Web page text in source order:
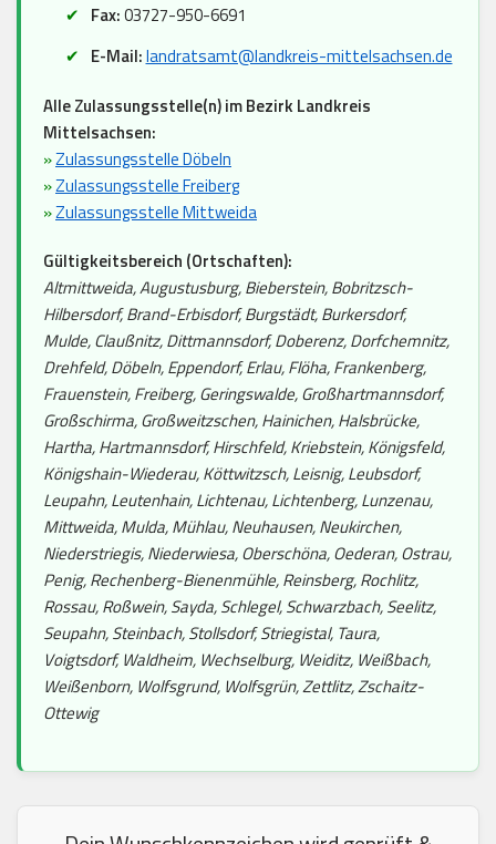
Fax:03727-950-6691
E-Mail:landratsamt@landkreis-mittelsachsen.de
Alle Zulassungsstelle(n) im Bezirk Landkreis
Mittelsachsen:
»Zulassungsstelle Döbeln
»Zulassungsstelle Freiberg
»Zulassungsstelle Mittweida
Gültigkeitsbereich (Ortschaften):
Altmittweida, Augustusburg, Bieberstein, Bobritzsch-
Hilbersdorf, Brand-Erbisdorf, Burgstädt, Burkersdorf,
Mulde, Claußnitz, Dittmannsdorf, Doberenz, Dorfchemnitz,
Drehfeld, Döbeln, Eppendorf, Erlau, Flöha, Frankenberg,
Frauenstein, Freiberg, Geringswalde, Großhartmannsdorf,
Großschirma, Großweitzschen, Hainichen, Halsbrücke,
Hartha, Hartmannsdorf, Hirschfeld, Kriebstein, Königsfeld,
Königshain-Wiederau, Köttwitzsch, Leisnig, Leubsdorf,
Leupahn, Leutenhain, Lichtenau, Lichtenberg, Lunzenau,
Mittweida, Mulda, Mühlau, Neuhausen, Neukirchen,
Niederstriegis, Niederwiesa, Oberschöna, Oederan, Ostrau,
Penig, Rechenberg-Bienenmühle, Reinsberg, Rochlitz,
Rossau, Roßwein, Sayda, Schlegel, Schwarzbach, Seelitz,
Seupahn, Steinbach, Stollsdorf, Striegistal, Taura,
Voigtsdorf, Waldheim, Wechselburg, Weiditz, Weißbach,
Weißenborn, Wolfsgrund, Wolfsgrün, Zettlitz, Zschaitz-
Ottewig